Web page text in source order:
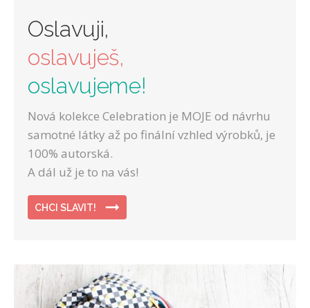
Oslavuji,
oslavuješ,
oslavujeme!
Nová kolekce Celebration je MOJE od návrhu
samotné látky až po finální vzhled výrobků, je
100% autorská.
A dál už je to na vás!
CHCI SLAVIT!